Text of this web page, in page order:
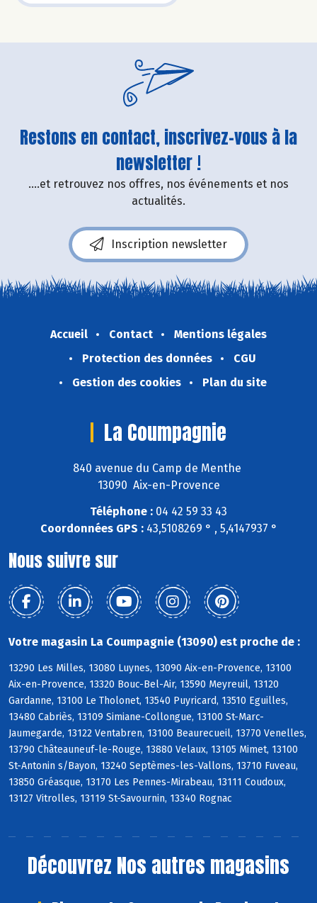
Restons en contact, inscrivez-vous à la
newsletter !
....et retrouvez nos offres, nos événements et nos
actualités.
Inscription newsletter
Accueil Contact
Mentions légales
Protection des données
CGU
Gestion des cookies
Plan du site
La Coumpagnie
840 avenue du Camp de Menthe
13090 Aix-en-Provence
Téléphone : 04 42 59 33 43
Coordonnées GPS :43,5108269 ° , 5,4147937 °
Nous suivre sur
Votre magasin La Coumpagnie (13090) est proche de :
13290 Les Milles, 13080 Luynes, 13090 Aix-en-Provence, 13100
Aix-en-Provence, 13320 Bouc-Bel-Air, 13590 Meyreuil, 13120
Gardanne, 13100 Le Tholonet, 13540 Puyricard, 13510 Eguilles,
13480 Cabriès, 13109 Simiane-Collongue, 13100 St-Marc-
Jaumegarde, 13122 Ventabren, 13100 Beaurecueil, 13770 Venelles,
13790 Châteauneuf-le-Rouge, 13880 Velaux, 13105 Mimet, 13100
St-Antonin s/Bayon, 13240 Septèmes-les-Vallons, 13710 Fuveau,
13850 Gréasque, 13170 Les Pennes-Mirabeau, 13111 Coudoux,
13127 Vitrolles, 13119 St-Savournin, 13340 Rognac
Découvrez Nos autres magasins